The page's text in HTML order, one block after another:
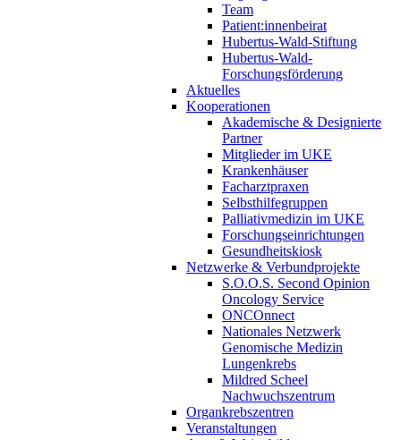
Team
Patient:innenbeirat
Hubertus-Wald-Stiftung
Hubertus-Wald-
Forschungsförderung
Aktuelles
Kooperationen
Akademische & Designierte
Partner
Mitglieder im UKE
Krankenhäuser
Facharztpraxen
Selbsthilfegruppen
Palliativmedizin im UKE
Forschungseinrichtungen
Gesundheitskiosk
Netzwerke & Verbundprojekte
S.O.O.S. Second Opinion
Oncology Service
ONCOnnect
Nationales Netzwerk
Genomische Medizin
Lungenkrebs
Mildred Scheel
Nachwuchszentrum
Organkrebszentren
Veranstaltungen